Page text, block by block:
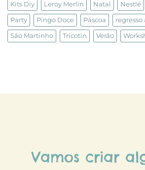
Kits Diy Leroy Merlin Natal Nestlé
Party Pingo Doce Páscoa regresso
São Martinho Tricotin Verão
Vamos criar